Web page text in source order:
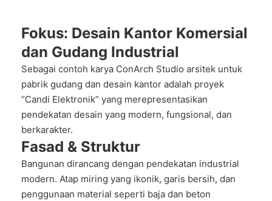
Fokus: Desain Kantor Komersial
dan Gudang Industrial
Sebagai contoh karya ConArch Studio arsitek untuk
pabrik gudang dan desain kantor adalah proyek
“Candi Elektronik” yang merepresentasikan
pendekatan desain yang modern, fungsional, dan
berkarakter.
Fasad & Struktur
Bangunan dirancang dengan pendekatan industrial
modern. Atap miring yang ikonik, garis bersih, dan
penggunaan material seperti baja dan beton